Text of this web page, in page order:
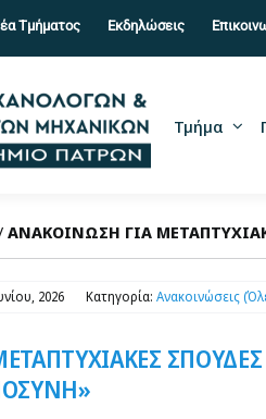
Τμήματος Εκδηλώσεις
Τμήμα
ΑΝΑΚΟΙΝΩΣΗ ΓΙΑ
2026 Κατηγορία: Ανακοινώσεις